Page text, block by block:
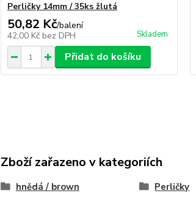
Perličky 14mm / 35ks žlutá
50,82 Kč/balení
42,00 Kč bez DPH Skladem
Přidat do košíku
Zboží zařazeno v kategoriích
hnědá / brown Perličky